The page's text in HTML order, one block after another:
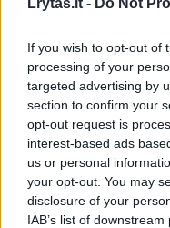
Lrytas.lt - Do Not
If you wish to opt-out of
processing of your
targeted advertising by
section to confirm your
opt-out request is
interest-based ads
us or personal
your opt-out. You may
disclosure of your
IAB’s list of
Vaizdai iš tragiškos
vaiko gyvybių